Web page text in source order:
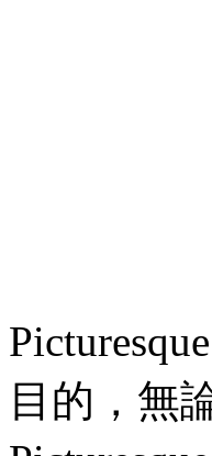
目的，無